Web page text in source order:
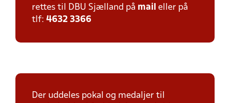
rettes til DBU Sjælland på mail eller på
tlf: 4632 3366
Der uddeles pokal og medaljer til